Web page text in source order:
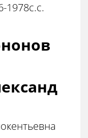
1978с.с.